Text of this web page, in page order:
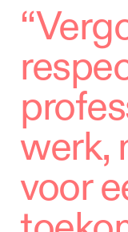
werk,
voor